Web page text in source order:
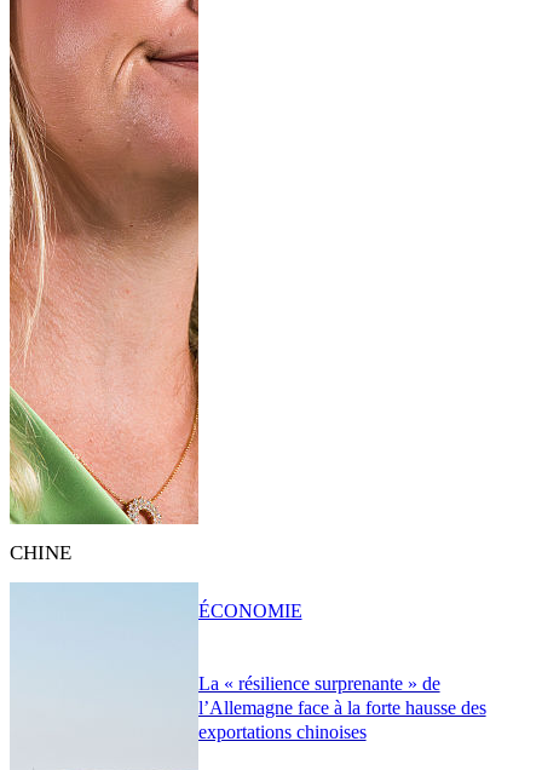
CHINE
La « résilience surprenante » de
l’Allemagne face à la forte hausse des
exportations chinoises
ÉCONOMIE